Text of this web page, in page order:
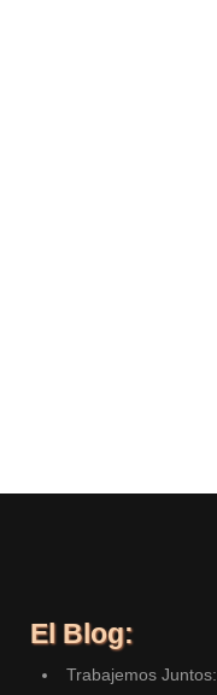
El Blog:
Trabajemos